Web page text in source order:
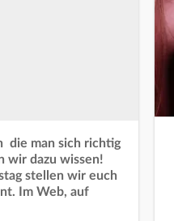
die man sich richtig
wir dazu wissen!
stellen wir euch
Im Web, auf